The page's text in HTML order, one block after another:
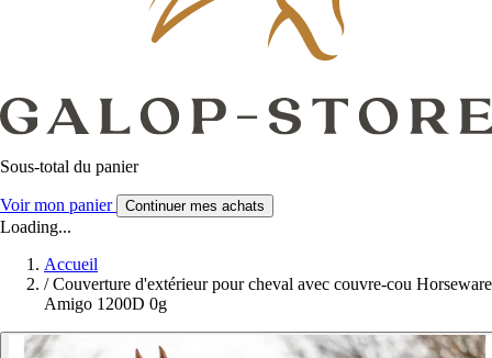
Sous-total du panier
Voir mon panier Continuer mes achats
Loading...
Accueil
/ Couverture d'extérieur pour cheval avec couvre-cou Horseware
Amigo 1200D 0g